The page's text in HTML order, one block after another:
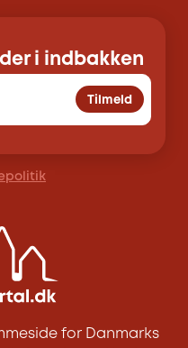
i indbakken
Tilmeld
for Danmarks